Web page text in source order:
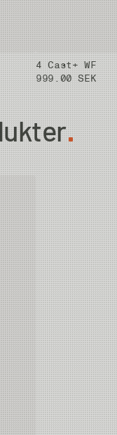
transport.
4 Cast+ WF
999.00 SEK